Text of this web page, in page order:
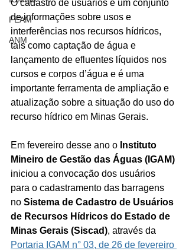
FEAM
ANM
O cadastro de usuários é um conjunto
de informações sobre usos e
interferências nos recursos hídricos,
tais como captação de água e
lançamento de efluentes líquidos nos
cursos e corpos d’água e é uma
importante ferramenta de ampliação e
atualização sobre a situação do uso do
recurso hídrico em Minas Gerais.
Em fevereiro desse ano o Instituto
Mineiro de Gestão das Águas (IGAM)
iniciou a convocação dos usuários
para o cadastramento das barragens
no Sistema de Cadastro de Usuários
de Recursos Hídricos do Estado de
Minas Gerais (Siscad), através da
Portaria IGAM n° 03, de 26 de fevereiro